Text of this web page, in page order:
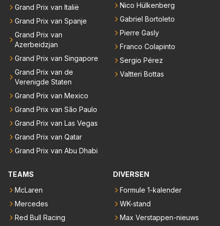
Grand Prix van Italië
Grand Prix van Spanje
Grand Prix van
Azerbeidzjan
Grand Prix van Singapore
Grand Prix van de
Verenigde Staten
Grand Prix van Mexico
Grand Prix van São Paulo
Grand Prix van Las Vegas
Grand Prix van Qatar
Grand Prix van Abu Dhabi
Nico Hülkenberg
Gabriel Bortoleto
Pierre Gasly
Franco Colapinto
Sergio Pérez
Valtteri Bottas
TEAMS
McLaren
Mercedes
Red Bull Racing
DIVERSEN
Formule 1-kalender
WK-stand
Max Verstappen-nieuws